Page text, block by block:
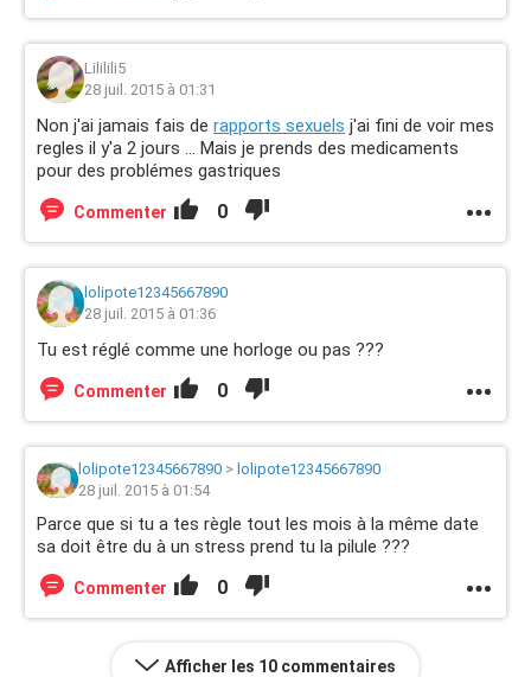
Lililili5
28 juil. 2015 à 01:31
Non j'ai jamais fais de rapports sexuels j'ai fini de voir mes
regles il y'a 2 jours ... Mais je prends des medicaments
pour des problémes gastriques
Commenter 0
lolipote12345667890
28 juil. 2015 à 01:36
Tu est réglé comme une horloge ou pas ???
Commenter 0
lolipote12345667890 > lolipote12345667890
28 juil. 2015 à 01:54
Parce que si tu a tes règle tout les mois à la même date
sa doit être du à un stress prend tu la pilule ???
Commenter 0
Afficher les 10 commentaires